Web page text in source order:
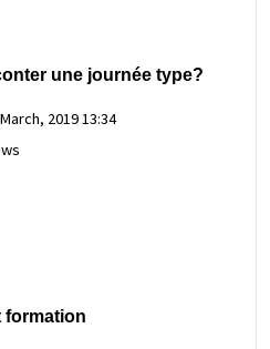
une journée type?
2019 13:34
formation